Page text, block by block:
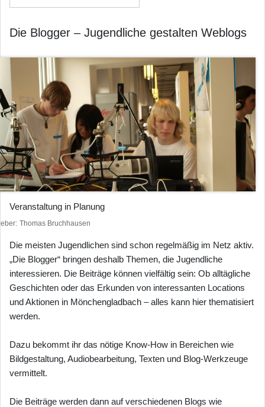
Die Blogger – Jugendliche gestalten Weblogs
Veranstaltung in Planung
Thomas Bruchhausen
Die meisten Jugendlichen sind schon regelmäßig im Netz aktiv.
„Die Blogger“ bringen deshalb Themen, die Jugendliche
interessieren. Die Beiträge können vielfältig sein: Ob alltägliche
Geschichten oder das Erkunden von interessanten Locations
und Aktionen in Mönchengladbach – alles kann hier thematisiert
werden.
Dazu bekommt ihr das nötige Know-How in Bereichen wie
Bildgestaltung, Audiobearbeitung, Texten und Blog-Werkzeuge
vermittelt.
Die Beiträge werden dann auf verschiedenen Blogs wie